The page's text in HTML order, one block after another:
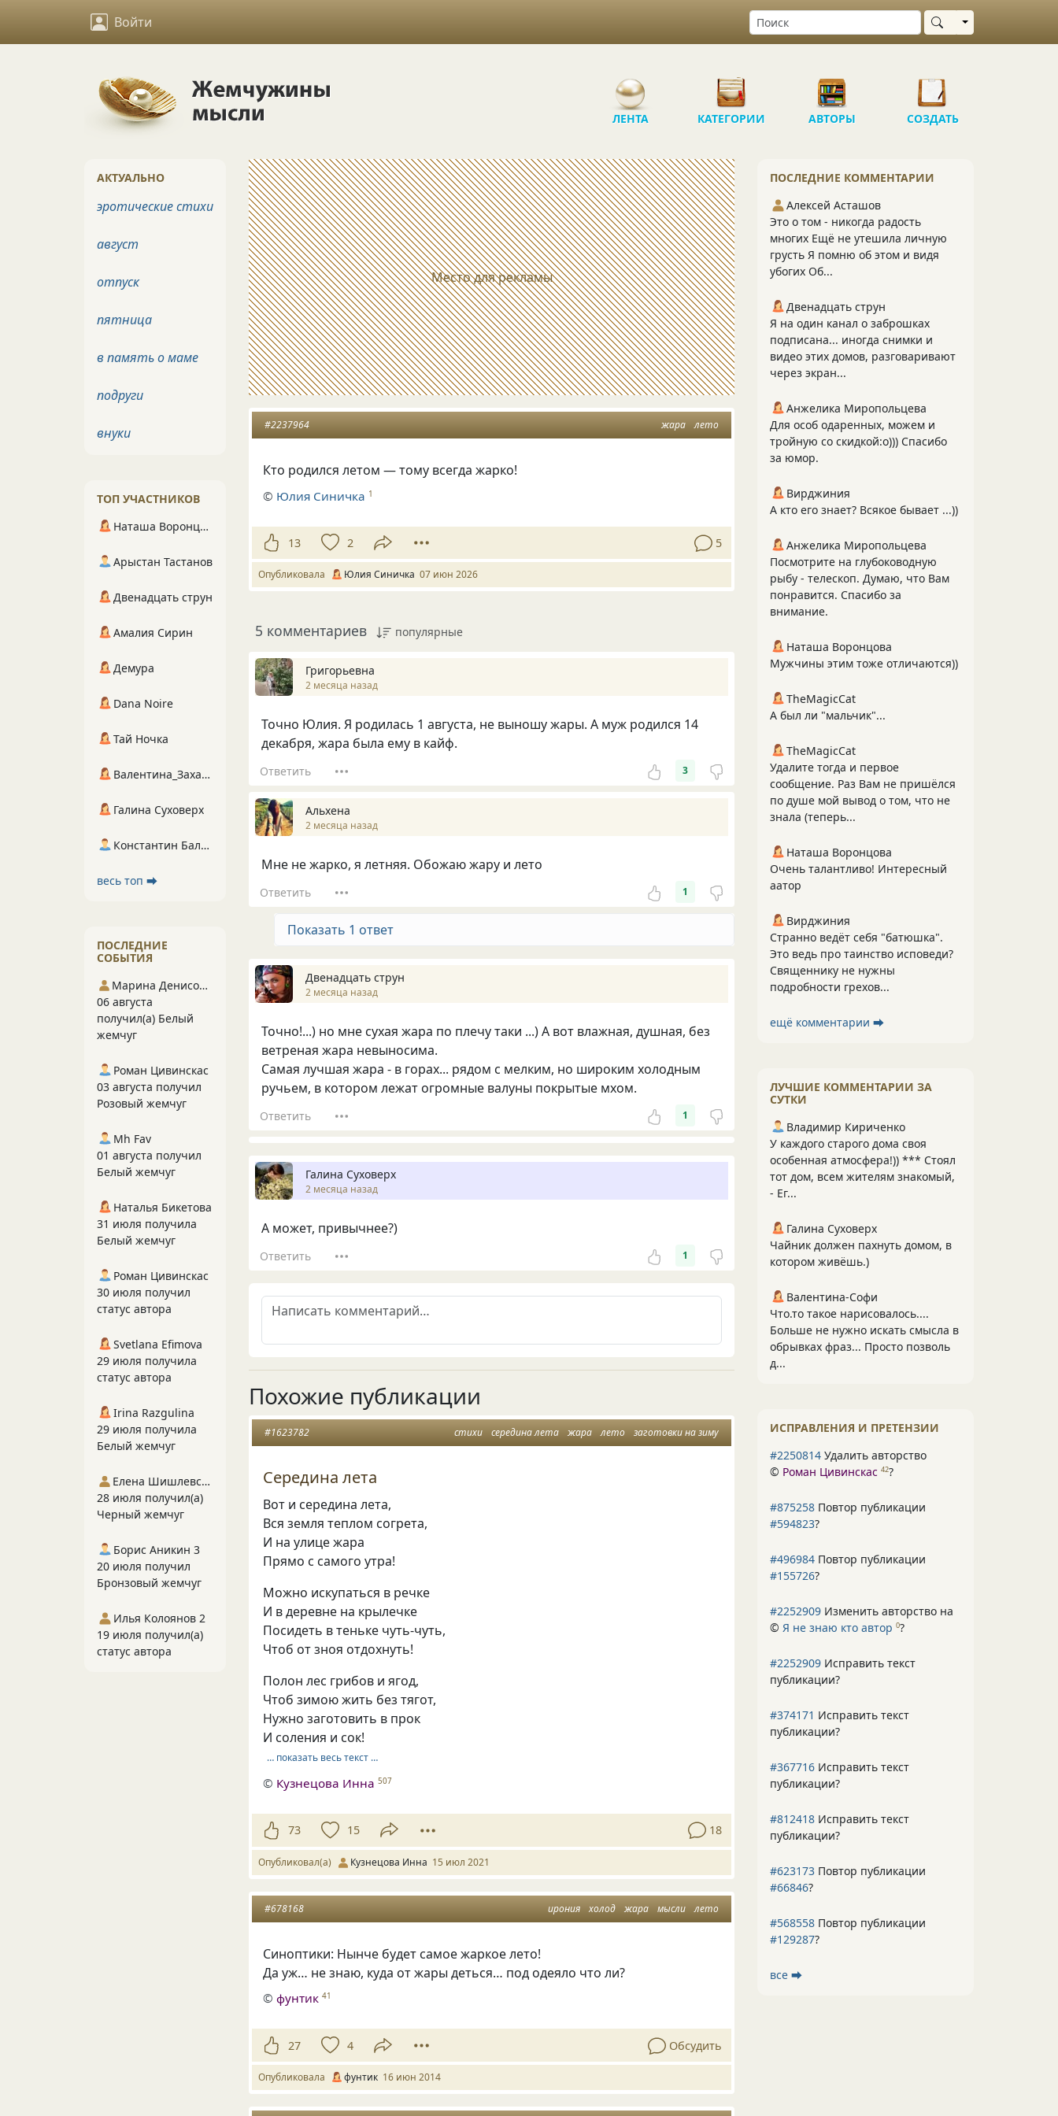
Войти Выбрать область
ЛЕНТА КАТЕГОРИИ АВТОРЫ СОЗДАТЬ
Место для рекламы
жара лето
#2237964
Кто родился летом — тому всегда жарко!
© Юлия Синичка 1
13 2 5
Опубликовала Юлия Синичка 07 июн 2026
5 комментариев популярные
Григорьевна
2 месяца назад
Точно Юлия. Я родилась 1 августа, не выношу жары. А муж родился 14
декабря, жара была ему в кайф.
Ответить 3
Альхена
2 месяца назад
Мне не жарко, я летняя. Обожаю жару и лето
Ответить 1
Показать 1 ответ
Двенадцать струн
2 месяца назад
Точно!...) но мне сухая жара по плечу таки ...) А вот влажная, душная, без
ветреная жара невыносима.
Самая лучшая жара - в горах... рядом с мелким, но широким холодным
ручьем, в котором лежат огромные валуны покрытые мхом.
Ответить 1
Галина Суховерх
2 месяца назад
А может, привычнее?)
Ответить 1
Похожие публикации
стихи середина лета жара лето заготовки на зиму
#1623782
Середина лета
Вот и середина лета,
Вся земля теплом согрета,
И на улице жара
Прямо с самого утра!
Можно искупаться в речке
И в деревне на крылечке
Посидеть в теньке чуть-чуть,
Чтоб от зноя отдохнуть!
Полон лес грибов и ягод,
Чтоб зимою жить без тягот,
Нужно заготовить в прок
И соления и сок!
… показать весь текст …
© Кузнецова Инна 507
73 15 18
Опубликовал(а) Кузнецова Инна 15 июл 2021
ирония холод жара мысли лето
#678168
Синоптики: Нынче будет самое жаркое лето!
Да уж… не знаю, куда от жары деться… под одеяло что ли?
©фунтик 41
27 4 Обсудить
Опубликовала фунтик 16 июн 2014
ПОСЛЕДНИЕ КОММЕНТАРИИ
Алексей Асташов
Это о том - никогда радость
многих Ещё не утешила личную
грусть Я помню об этом и видя
убогих Об...
Двенадцать струн
Я на один канал о заброшках
подписана... иногда снимки и
видео этих домов, разговаривают
через экран...
Анжелика Миропольцева
Для особ одаренных, можем и
тройную со скидкой:о))) Спасибо
за юмор.
Вирджиния
А кто его знает? Всякое бывает ...))
Анжелика Миропольцева
Посмотрите на глубоководную
рыбу - телескоп. Думаю, что Вам
понравится. Спасибо за
внимание.
Наташа Воронцова
Мужчины этим тоже отличаются))
TheMagicCat
А был ли "мальчик"...
TheMagicCat
Удалите тогда и первое
сообщение. Раз Вам не пришёлся
по душе мой вывод о том, что не
знала (теперь...
Наташа Воронцова
Очень талантливо! Интересный
аатор
Вирджиния
Странно ведёт себя "батюшка".
Это ведь про таинство исповеди?
Священнику не нужны
подробности грехов...
ещё комментарии ⮕
ЛУЧШИЕ КОММЕНТАРИИ ЗА
СУТКИ
Владимир Кириченко
У каждого старого дома своя
особенная атмосфера!)) *** Стоял
тот дом, всем жителям знакомый,
- Ег...
Галина Суховерх
Чайник должен пахнуть домом, в
котором живёшь.)
Валентина-Софи
Что.то такое нарисовалось....
Больше не нужно искать смысла в
обрывках фраз... Просто позволь
д...
ИСПРАВЛЕНИЯ И ПРЕТЕНЗИИ
#2250814 Удалить авторство
© Роман Цивинскас 42?
#875258 Повтор публикации
#594823?
#496984 Повтор публикации
#155726?
#2252909 Изменить авторство на
© Я не знаю кто автор 0?
#2252909 Исправить текст
публикации?
#374171 Исправить текст
публикации?
#367716 Исправить текст
публикации?
#812418 Исправить текст
публикации?
#623173 Повтор публикации
#66846?
#568558 Повтор публикации
#129287?
все ⮕
АКТУАЛЬНО
эротические стихи
август
отпуск
пятница
в память о маме
подруги
внуки
ТОП УЧАСТНИКОВ
Наташа Воронцова
Арыстан Тастанов
Двенадцать струн
Амалия Сирин
Демура
Dana Noire
Тай Ночка
Валентина_Захарова
Галина Суховерх
Константин Балухта
весь топ ⮕
ПОСЛЕДНИЕ
СОБЫТИЯ
Марина Денисова 5
06 августа
получил(а) Белый
жемчуг
Роман Цивинскас
03 августа получил
Розовый жемчуг
Mh Fav
01 августа получил
Белый жемчуг
Наталья Бикетова
31 июля получила
Белый жемчуг
Роман Цивинскас
30 июля получил
статус автора
Svetlana Efimova
29 июля получила
статус автора
Irina Razgulina
29 июля получила
Белый жемчуг
Елена Шишлевская
28 июля получил(а)
Черный жемчуг
Борис Аникин 3
20 июля получил
Бронзовый жемчуг
Илья Колоянов 2
19 июля получил(а)
статус автора